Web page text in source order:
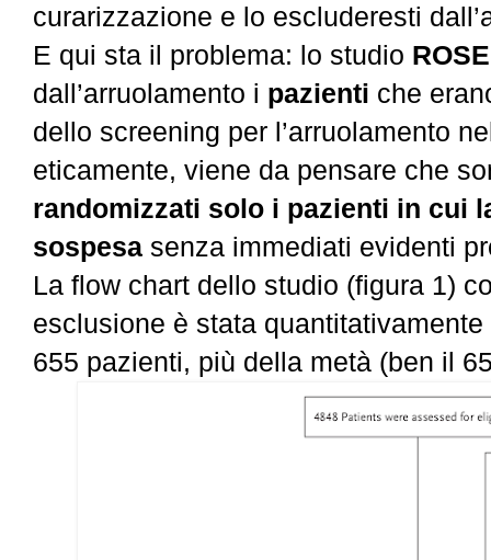
curarizzazione e lo escluderesti
E qui sta il problema: lo studio ROSE
dall’arruolamento i pazienti che
dello screening per l’arruolamento
eticamente, viene da pensare che
randomizzati solo i pazienti in cui
sospesa senza immediati evidenti
La flow chart dello studio (figura 1)
esclusione è stata
655 pazienti, più della metà (ben il